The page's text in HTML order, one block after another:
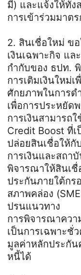
มี) และแจ้งให้ทั้ง
การเข้าร่วมมาต
2. สินเชื่อใหม่ ข
เงินเฉพาะกิจ แล
กำกับของ ธปท.
การเติมเงินใหม่
ศักยภาพในการด
เพื่อการประหยัด
การเงินสามารถ
Credit Boost ที่เ
ปล่อยสินเชื่อให้
การเงินและสถา
พิจารณาให้สินเชื่
ประกันภายใต้กร
สภาพคล่อง
ปรนแนวทาง
การพิจารณาควา
เป็นการเฉพาะชั่
มูลค่าหลักประกัน
หนี้ได้